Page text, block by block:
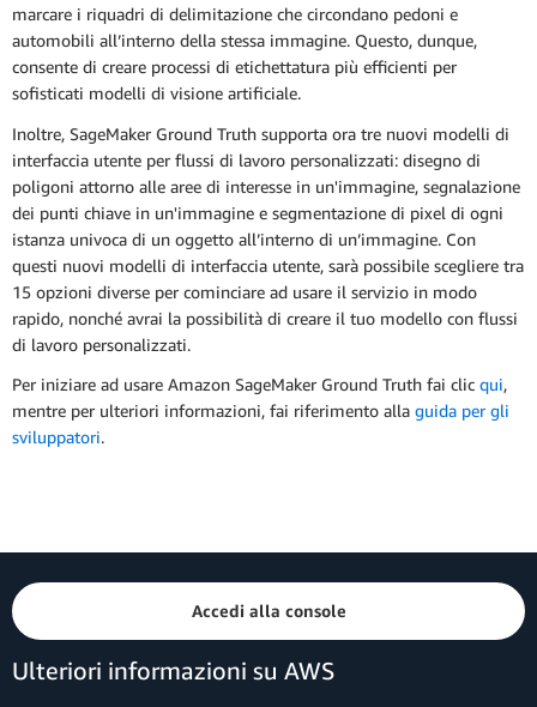
marcare i riquadri di delimitazione che circondano pedoni e
automobili all’interno della stessa immagine. Questo, dunque,
consente di creare processi di etichettatura più efficienti per
sofisticati modelli di visione artificiale.
Inoltre, SageMaker Ground Truth supporta ora tre nuovi modelli di
interfaccia utente per flussi di lavoro personalizzati: disegno di
poligoni attorno alle aree di interesse in un'immagine, segnalazione
dei punti chiave in un'immagine e segmentazione di pixel di ogni
istanza univoca di un oggetto all’interno di un’immagine. Con
questi nuovi modelli di interfaccia utente, sarà possibile scegliere tra
15 opzioni diverse per cominciare ad usare il servizio in modo
rapido, nonché avrai la possibilità di creare il tuo modello con flussi
di lavoro personalizzati.
Per iniziare ad usare Amazon SageMaker Ground Truth fai clic qui,
mentre per ulteriori informazioni, fai riferimento alla guida per gli
sviluppatori.
Accedi alla console
Ulteriori informazioni su AWS